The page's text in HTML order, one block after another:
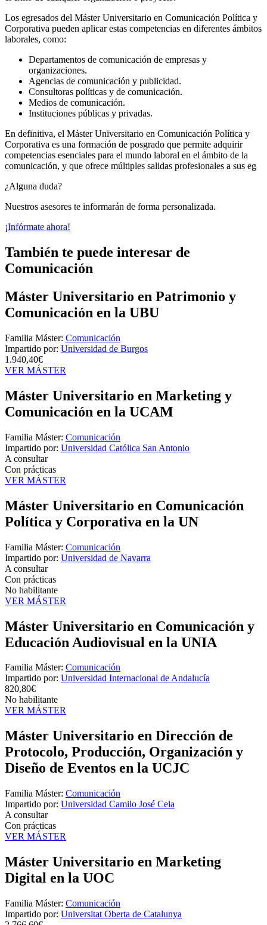
Los egresados del Máster Universitario en Comunicación Política y
Corporativa pueden aplicar estas competencias en diferentes ámbitos
laborales, como:
Departamentos de comunicación de empresas y
organizaciones.
Agencias de comunicación y publicidad.
Consultoras políticas y de comunicación.
Medios de comunicación.
Instituciones públicas y privadas.
En definitiva, el Máster Universitario en Comunicación Política y
Corporativa es una formación de posgrado que permite adquirir
competencias esenciales para el mundo laboral en el ámbito de la
comunicación, y que ofrece múltiples salidas profesionales a sus eg
¿Alguna duda?
Nuestros asesores te informarán de forma personalizada.
¡Infórmate ahora!
También te puede interesar de
Comunicación
Máster Universitario en Patrimonio y
Comunicación en la UBU
Familia Máster: Comunicación
Impartido por: Universidad de Burgos
1.940,40€
VER MÁSTER
Máster Universitario en Marketing y
Comunicación en la UCAM
Familia Máster: Comunicación
Impartido por: Universidad Católica San Antonio
A consultar
Con prácticas
VER MÁSTER
Máster Universitario en Comunicación
Política y Corporativa en la UN
Familia Máster: Comunicación
Impartido por: Universidad de Navarra
A consultar
Con prácticas
No habilitante
VER MÁSTER
Máster Universitario en Comunicación y
Educación Audiovisual en la UNIA
Familia Máster: Comunicación
Impartido por: Universidad Internacional de Andalucía
820,80€
No habilitante
VER MÁSTER
Máster Universitario en Dirección de
Protocolo, Producción, Organización y
Diseño de Eventos en la UCJC
Familia Máster: Comunicación
Impartido por: Universidad Camilo José Cela
A consultar
Con prácticas
VER MÁSTER
Máster Universitario en Marketing
Digital en la UOC
Familia Máster: Comunicación
Impartido por: Universitat Oberta de Catalunya